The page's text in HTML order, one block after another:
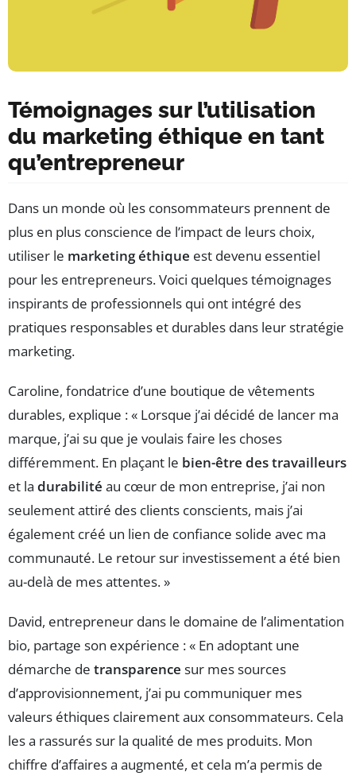
Témoignages sur l’utilisation
du marketing éthique en tant
qu’entrepreneur
Dans un monde où les consommateurs prennent de
plus en plus conscience de l’impact de leurs choix,
utiliser le marketing éthique est devenu essentiel
pour les entrepreneurs. Voici quelques témoignages
inspirants de professionnels qui ont intégré des
pratiques responsables et durables dans leur stratégie
marketing.
Caroline, fondatrice d’une boutique de vêtements
durables, explique : « Lorsque j’ai décidé de lancer ma
marque, j’ai su que je voulais faire les choses
différemment. En plaçant le bien-être des travailleurs
et la durabilité au cœur de mon entreprise, j’ai non
seulement attiré des clients conscients, mais j’ai
également créé un lien de confiance solide avec ma
communauté. Le retour sur investissement a été bien
au-delà de mes attentes. »
David, entrepreneur dans le domaine de l’alimentation
bio, partage son expérience : « En adoptant une
démarche de transparence sur mes sources
d’approvisionnement, j’ai pu communiquer mes
valeurs éthiques clairement aux consommateurs. Cela
les a rassurés sur la qualité de mes produits. Mon
chiffre d’affaires a augmenté, et cela m’a permis de